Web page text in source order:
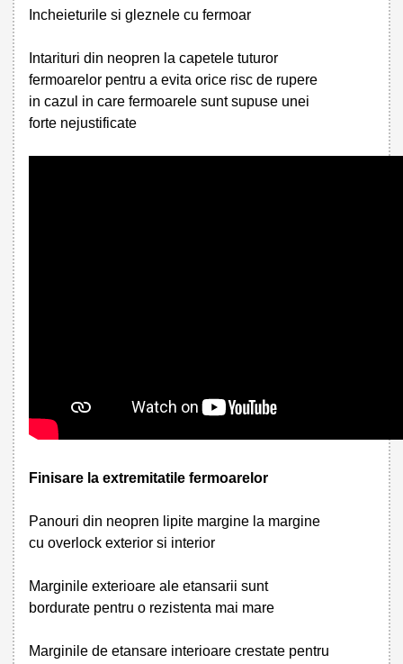
Incheieturile si gleznele cu fermoar
Intarituri din neopren la capetele tuturor
fermoarelor pentru a evita orice risc de rupere
in cazul in care fermoarele sunt supuse unei
forte nejustificate
Finisare la extremitatile fermoarelor
Panouri din neopren lipite margine la margine
cu overlock exterior si interior
Marginile exterioare ale etansarii sunt
bordurate pentru o rezistenta mai mare
Marginile de etansare interioare crestate pentru